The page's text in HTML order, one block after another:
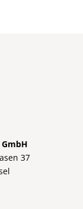
GmbH
37